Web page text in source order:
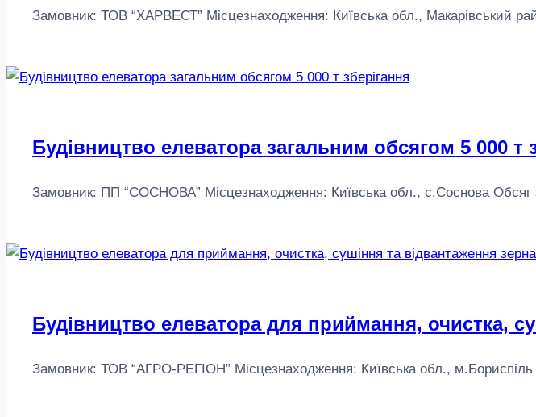
Замовник: ТОВ “ХАРВЕСТ” Місцезнаходження: Київська обл., Макарівський
Будівництво елеватора загальним обсягом 5 000 т
Замовник: ПП “СОСНОВА” Місцезнаходження: Київська обл., с.Соснова Обсяг
Будівництво елеватора для приймання, очистка,
Замовник: ТОВ “АГРО-РЕГІОН” Місцезнаходження: Київська обл., м.Бориспіль